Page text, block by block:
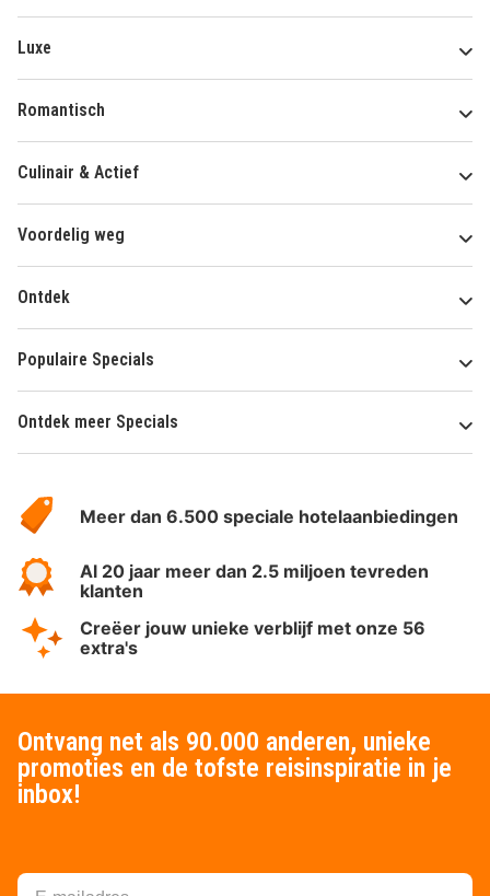
Luxe
Romantisch
Culinair & Actief
Voordelig weg
Ontdek
Populaire Specials
Ontdek meer Specials
HotelSpecials
Meer dan 6.500 speciale hotelaanbiedingen
Al 20 jaar meer dan 2.5 miljoen tevreden
klanten
Creëer jouw unieke verblijf met onze 56
extra's
Ontvang net als 90.000 anderen, unieke
promoties en de tofste reisinspiratie in je
inbox!